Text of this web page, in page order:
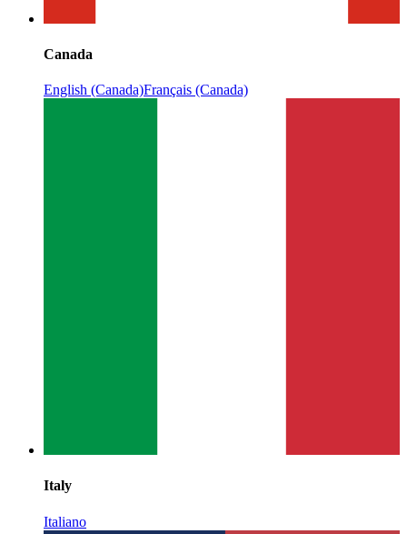
Canada
English (Canada)Français (Canada)
Italy
Italiano